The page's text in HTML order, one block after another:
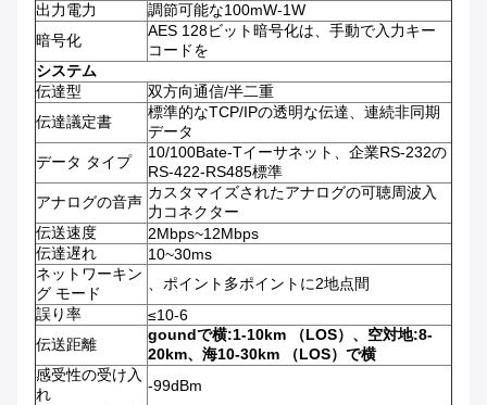
出力電力
調節可能な100mW-1W
暗号化
AES 128ビット暗号化は、手動で入力キー
コードを
システム
伝達型
双方向通信/半二重
伝達議定書
標準的なTCP/IPの透明な伝達、連続非同期
データ
データ タイプ
10/100Bate-Tイーサネット、企業RS-232の
RS-422-RS485標準
アナログの音声
カスタマイズされたアナログの可聴周波入
力コネクター
伝送速度
2Mbps~12Mbps
伝達遅れ
10~30ms
ネットワーキン
グ モード
、ポイント多ポイントに2地点間
誤り率
≤10-6
伝送距離
goundで横:1-10km （LOS）、空対地:8-
20km、海10-30km （LOS）で横
感受性の受け入
れ
-99dBm